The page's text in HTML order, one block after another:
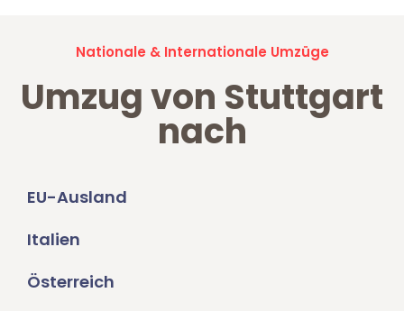
Nationale & Internationale Umzüge
Umzug von Stuttgart
nach
EU-Ausland
Italien
Österreich